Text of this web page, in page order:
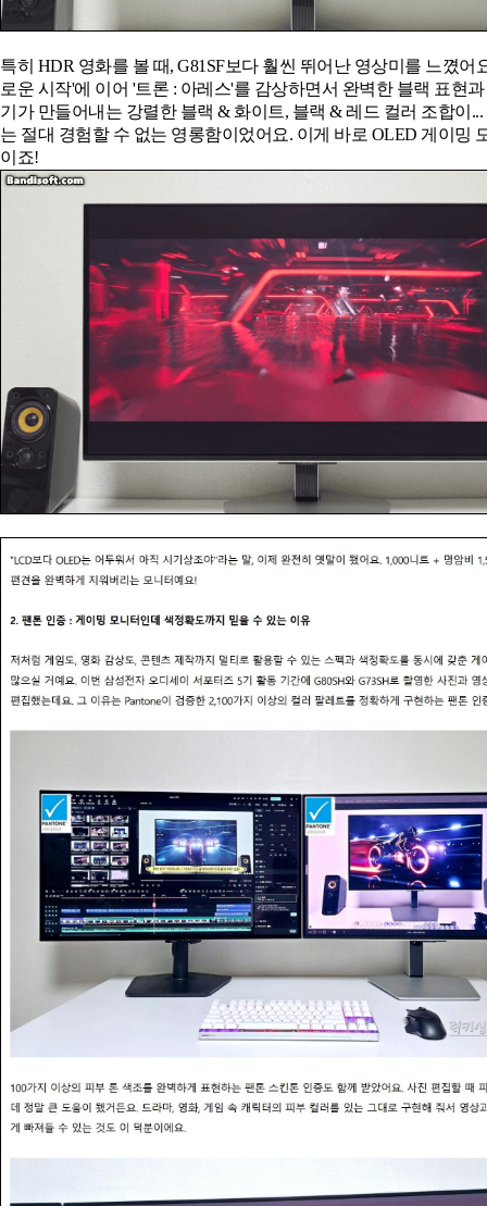
특히 HDR 영화를 볼 때, G81SF보다 훨씬 뛰어난 영상미를 느꼈어
로운 시작'에 이어 '트론 : 아레스'를 감상하면서 완벽한 블랙 표현
기가 만들어내는 강렬한 블랙 & 화이트, 블랙 & 레드 컬러 조합이
는 절대 경험할 수 없는 영롱함이었어요. 이게 바로 OLED 게이밍
이죠!